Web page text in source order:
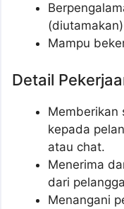
(diutamakan)
Mampu
Detail
Memberikan
kepada
atau chat.
Menerima
dari
Menangani